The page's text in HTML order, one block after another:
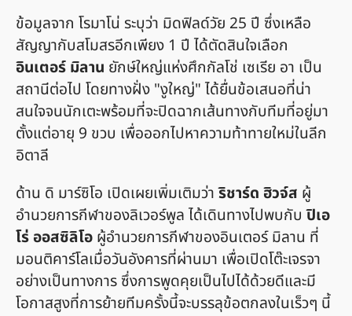
ข้อมูลจาก โรมาโน่ ระบุว่า มิดฟิลด์วัย 25 ปี ซึ่งเหลือ
สัญญากับสโมสรอีกเพียง 1 ปี ได้ตัดสินใจเลือก
อินเตอร์ มิลาน ยักษ์ใหญ่แห่งศึกกัลโช่ เซเรีย อา เป็น
สถานีต่อไป โดยทางฝั่ง "งูใหญ่" ได้ยื่นข้อเสนอที่น่า
สนใจจนนักเตะพร้อมที่จะปิดฉากเส้นทางกับทีมที่อยู่มา
ตั้งแต่อายุ 9 ขวบ เพื่อออกไปหาความท้าทายใหม่ในลีก
อิตาลี
ด้าน ดิ มาร์ซิโอ เปิดเผยเพิ่มเติมว่าริชาร์ด ฮิวจ์ส ผู้
อำนวยการกีฬาของลิเวอร์พูล ได้เดินทางไปพบกับปิเอ
โร่ ออสซิลิโอ ผู้อำนวยการกีฬาของอินเตอร์ มิลาน ที่
มอนติคาร์โลเมื่อวันอังคารที่ผ่านมา เพื่อเปิดโต๊ะเจรจา
อย่างเป็นทางการ ซึ่งการพูดคุยเป็นไปได้ด้วยดีและมี
โอกาสสูงที่การย้ายทีมครั้งนี้จะบรรลุข้อตกลงในเร็วๆ นี้